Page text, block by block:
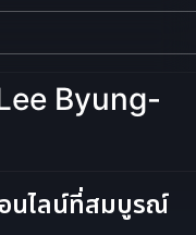
Byung-
อนไลน์ที่สมบูรณ์